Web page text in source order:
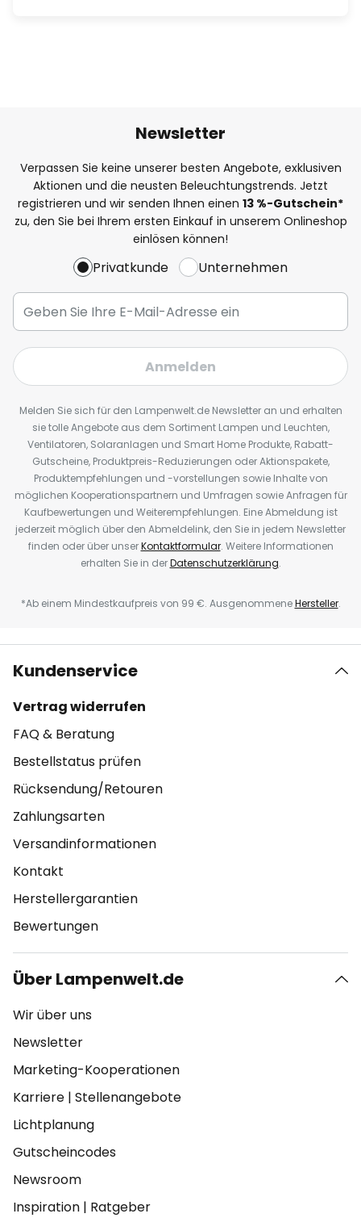
Newsletter
Verpassen Sie keine unserer besten Angebote, exklusiven
Aktionen und die neusten Beleuchtungstrends. Jetzt
registrieren und wir senden Ihnen einen 13 %-Gutschein*
zu, den Sie bei Ihrem ersten Einkauf in unserem Onlineshop
einlösen können!
Privatkunde Unternehmen
Anmelden
Melden Sie sich für den Lampenwelt.de Newsletter an und erhalten
sie tolle Angebote aus dem Sortiment Lampen und Leuchten,
Ventilatoren, Solaranlagen und Smart Home Produkte, Rabatt-
Gutscheine, Produktpreis-Reduzierungen oder Aktionspakete,
Produktempfehlungen und -vorstellungen sowie Inhalte von
möglichen Kooperationspartnern und Umfragen sowie Anfragen für
Kaufbewertungen und Weiterempfehlungen. Eine Abmeldung ist
jederzeit möglich über den Abmeldelink, den Sie in jedem Newsletter
finden oder über unserKontaktformular. Weitere Informationen
erhalten Sie in derDatenschutzerklärung.
*Ab einem Mindestkaufpreis von 99 €. AusgenommeneHersteller.
Kundenservice
Vertrag widerrufen
FAQ & Beratung
Bestellstatus prüfen
Rücksendung/Retouren
Zahlungsarten
Versandinformationen
Kontakt
Herstellergarantien
Bewertungen
Über Lampenwelt.de
Wir über uns
Newsletter
Marketing-Kooperationen
Karriere | Stellenangebote
Lichtplanung
Gutscheincodes
Newsroom
Inspiration | Ratgeber